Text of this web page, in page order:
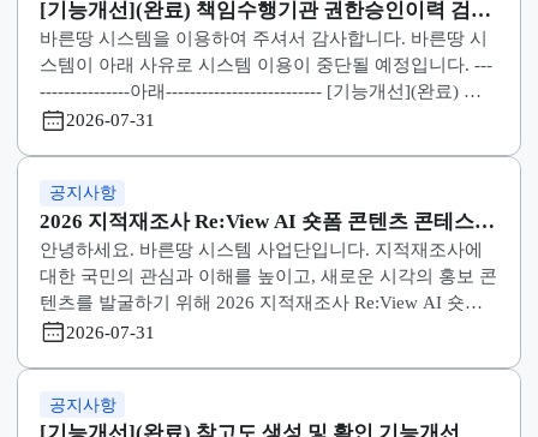
바른땅 소식
공지사항 지적재조사사업 위탁고시
공지사항
공지사항
[기능개선](완료) 책임수행기관 권한승인이력 검
조건추가
바른땅 시스템을 이용하여 주셔서 감사합니다. 바른땅
스템이 아래 사유로 시스템 이용이 중단될 예정입니다.
---------------아래-------------------------- [기능개선](완료) 책
임수행기관 권한승인이력 검색조건추가 * 중단일정 :
6. 7. 31. (금) 18:30 ~ 2026. 7. 31. (금) 19:30 (1시간) * 중
사유 : 책임수행기관 권한승인이력 검색조건추가 (법제
: 0건, 편의개선 : 0건, 오류개선 : 0건, 기능추가 : 1건)
공지사항